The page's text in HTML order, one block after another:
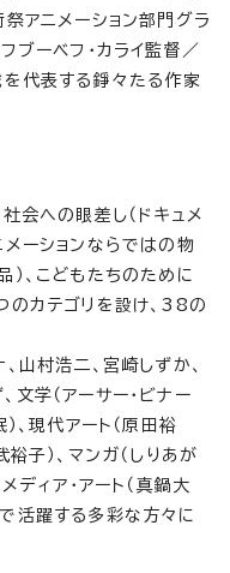
アニメーション部門グラ
ーベフ・カライ監督／
を代表する錚々たる作家
会への眼差し（ドキュメ
メーションならではの物
）、こどもたちのために
のカテゴリを設け、38の
山村浩二、宮崎しずか、
文学（アーサー・ビナー
）、現代アート（原田裕
裕子）、マンガ（しりあが
ディア・アート（真鍋大
活躍する多彩な方々に